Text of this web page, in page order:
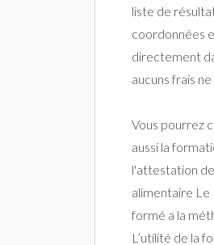
liste de
coordonnées
directement
aucuns frais
Vous pourrez
aussi la
l'attestation
alimentaire Le
formé a la
L’utilité de la